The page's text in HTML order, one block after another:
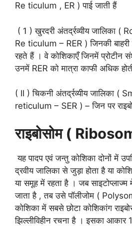
Re ticulum , ER ) पाई जाती हैं
( 1 ) खुरदरी अंतर्द्रव्यीय जालिका
Re ticulum – RER ) जिनकी बाहरी
रहते हैं । वे कोशिकाएँ जिनमें प्रोटीन
उनमें RER को मात्रा काफी अधिक
( II ) चिकनी अंतर्द्रव्यीय जालिका
reticulum – SER ) – जिन पर
राइबोसोम (
यह पादप एवं जन्तु कोशिका दोनों में
द्रवीय जालिका से जुड़ा होता है या
या समूह में रहता है । जब साइटोप्लाज्म
जाता है , तब उसे पॉलीजोम (
कोशिका में सबसे छोटा कोशिकांग
झिल्लीविहीन रचना है । इसका